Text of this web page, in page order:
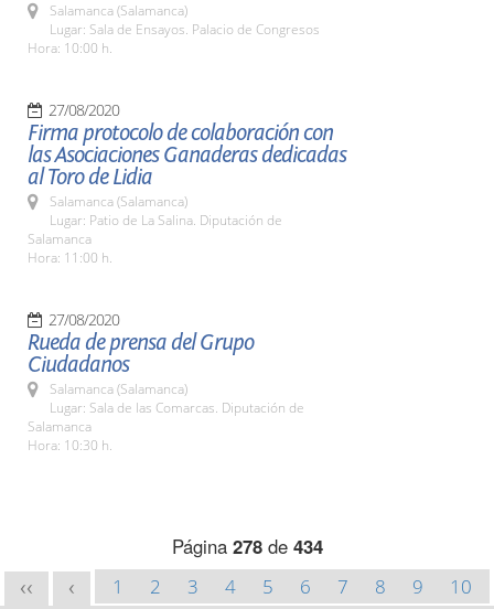
Salamanca (Salamanca)
Lugar: Sala de Ensayos. Palacio de Congresos
Hora: 10:00 h.
27/08/2020
Firma protocolo de colaboración con
las Asociaciones Ganaderas dedicadas
al Toro de Lidia
Salamanca (Salamanca)
Lugar: Patio de La Salina. Diputación de
Salamanca
Hora: 11:00 h.
27/08/2020
Rueda de prensa del Grupo
Ciudadanos
Salamanca (Salamanca)
Lugar: Sala de las Comarcas. Diputación de
Salamanca
Hora: 10:30 h.
Página 278de 434
<< < 1 2 3 4 5 6 7 8 9
10